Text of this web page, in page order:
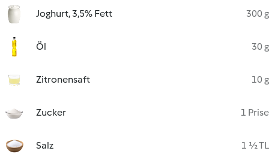
Joghurt, 3,5% Fett
300 g
Öl 30 g
Zitronensaft 10 g
Zucker 1 Prise
Salz 1 ½ TL